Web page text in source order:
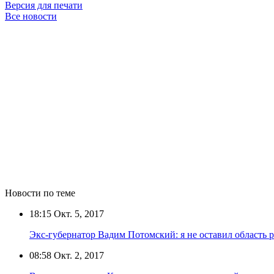
Версия для печати
Все новости
Новости по теме
18:15 Окт. 5, 2017
Экс-губернатор Вадим Потомский: я не оставил область
08:58 Окт. 2, 2017